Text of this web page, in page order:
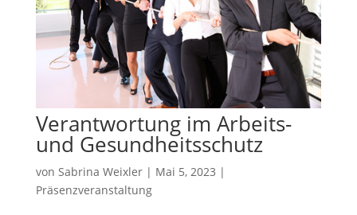
Verantwortung im Arbeits-
und Gesundheitsschutz
von Sabrina Weixler| Mai 5, 2023 |
Präsenzveranstaltung